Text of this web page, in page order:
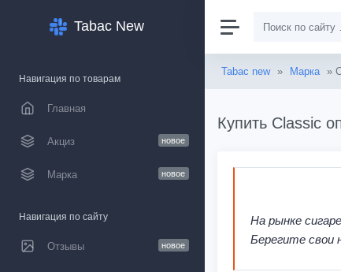
Tabac New
Навигация по товарам
Главная
Акциз новое
Марка новое
Навигация по сайту
Отзывы новое
Tabac new » Марка »
Купить Classic
На рынке
Берегите свои